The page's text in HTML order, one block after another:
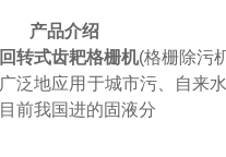
产品介绍
回转式齿耙格栅机(格栅除污
广泛地应用于城市污、自来
目前我国进的固液分